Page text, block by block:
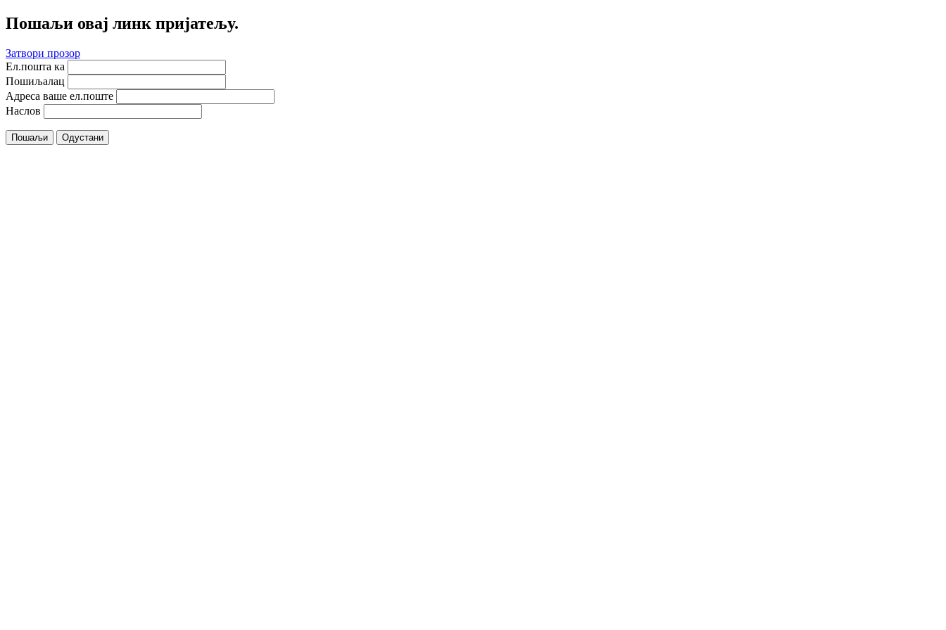
Пошаљи овај линк пријатељу.
Затвори прозор
Ел.пошта ка
Пошиљалац
Адреса ваше ел.поште
Наслов
Пошаљи Одустани